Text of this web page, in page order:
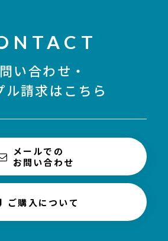
い合わせ・
ル請求はこちら
メールでの
お問い合わせ
ご購入について